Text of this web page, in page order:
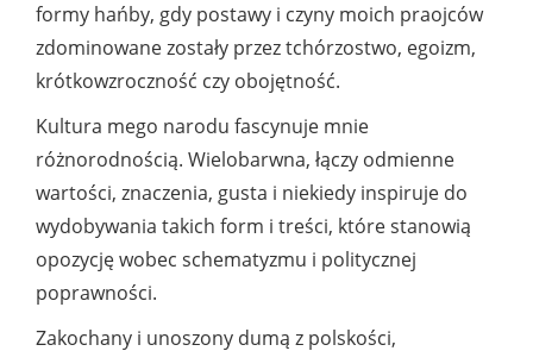
formy hańby, gdy postawy i czyny moich praojców
zdominowane zostały przez tchórzostwo, egoizm,
krótkowzroczność czy obojętność.
Kultura mego narodu fascynuje mnie
różnorodnością. Wielobarwna, łączy odmienne
wartości, znaczenia, gusta i niekiedy inspiruje do
wydobywania takich form i treści, które stanowią
opozycję wobec schematyzmu i politycznej
poprawności.
Zakochany i unoszony dumą z polskości,